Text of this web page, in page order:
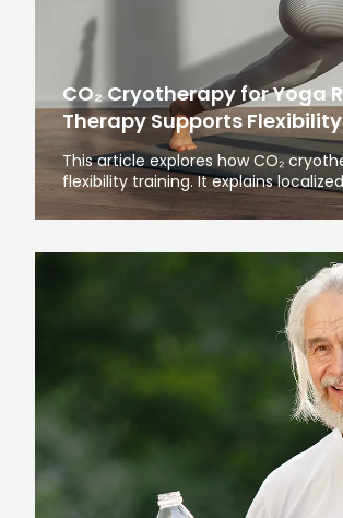
CO₂ Cryotherapy for Yoga
Therapy Supports
This article explores how CO₂
flexibility training. It explains localized